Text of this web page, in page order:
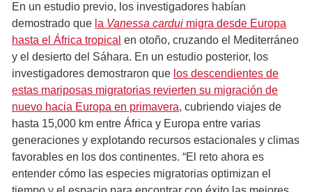
En un estudio previo, los investigadores habían
demostrado que la Vanessa cardui migra desde Europa
hasta el África tropical en otoño, cruzando el Mediterráneo
y el desierto del Sáhara. En un estudio posterior, los
investigadores demostraron que los descendientes de
estas mariposas migratorias revierten su migración de
nuevo hacia Europa en primavera, cubriendo viajes de
hasta 15,000 km entre África y Europa entre varias
generaciones y explotando recursos estacionales y climas
favorables en los dos continentes. “El reto ahora es
entender cómo las especies migratorias optimizan el